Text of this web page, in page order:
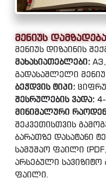
მენიუს დამზადება
მენიუს დიზაინის
მახასიათებლები:
გადასაშლელი
ბეჭდვის ტიპი:
შესრულების ვადა:
მინიმალური
შეკვეთისთვის
ბარათზე დასატანი
სამუშაო ფაილი
არსებული სავიზიტო
ფაილი.